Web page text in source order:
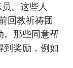
。这些人
回教祈祷团
。那些同意帮
到奖励，例如